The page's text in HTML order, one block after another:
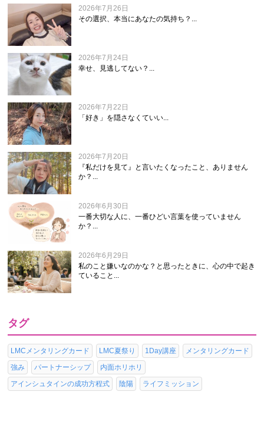
2026年7月26日
その選択、本当にあなたの気持ち？...
2026年7月24日
幸せ、見逃してない？...
2026年7月22日
「好き」を隠さなくていい...
2026年7月20日
『私だけを見て』と言いたくなったこと、ありません
か？...
2026年6月30日
一番大切な人に、一番ひどい言葉を使っていません
か？...
2026年6月29日
私のこと嫌いなのかな？と思ったときに、心の中で起き
ていること...
タグ
LMCメンタリングカード LMC夏祭り 1Day講座
メンタリングカード
強み
パートナーシップ
内面ホリホリ
アインシュタインの成功方程式
陰陽 ライフミッション